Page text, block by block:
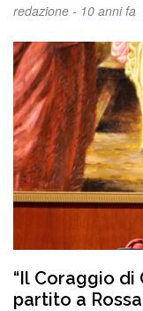
redazione - 10 anni fa
“Il Coraggio di
partito a